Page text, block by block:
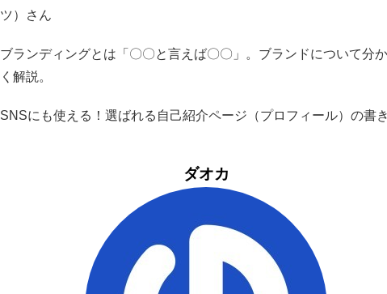
ツ）さん
ブランディングとは「〇〇と言えば〇〇」。ブランドについて分
く解説。
SNSにも使える！選ばれる自己紹介ページ（プロフィール）の書
ダオカ